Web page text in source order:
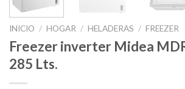
INICIO / HOGAR / HELADERAS / FREEZER
Freezer inverter Midea
285 Lts.